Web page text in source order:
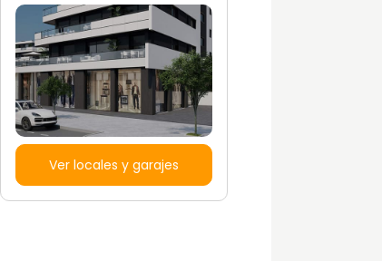
Ver locales y garajes